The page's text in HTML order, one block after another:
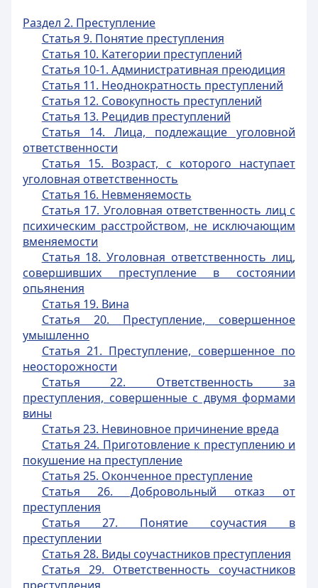
Раздел 2. Преступление
Статья 9. Понятие преступления
Статья 10. Категории преступлений
Статья 10-1. Административная преюдиция
Статья 11. Неоднократность преступлений
Статья 12. Совокупность преступлений
Статья 13. Рецидив преступлений
Статья 14. Лица, подлежащие уголовной
ответственности
Статья 15. Возраст, с которого наступает
уголовная ответственность
Статья 16. Невменяемость
Статья 17. Уголовная ответственность лиц с
психическим расстройством, не исключающим
вменяемости
Статья 18. Уголовная ответственность лиц,
совершивших преступление в состоянии
опьянения
Статья 19. Вина
Статья 20. Преступление, совершенное
умышленно
Статья 21. Преступление, совершенное по
неосторожности
Статья 22. Ответственность за
преступления, совершенные с двумя формами
вины
Статья 23. Невиновное причинение вреда
Статья 24. Приготовление к преступлению и
покушение на преступление
Статья 25. Оконченное преступление
Статья 26. Добровольный отказ от
преступления
Статья 27. Понятие соучастия в
преступлении
Статья 28. Виды соучастников преступления
Статья 29. Ответственность соучастников